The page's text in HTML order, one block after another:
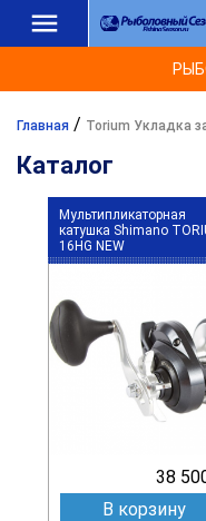
Главная / Torium Укладка
Каталог
Мультипликаторная
катушка Shimano
16HG NEW
38
В корзину